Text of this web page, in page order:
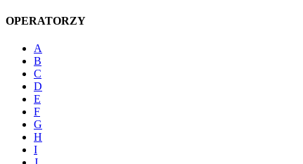
OPERATORZY
A
B
C
D
E
F
G
H
I